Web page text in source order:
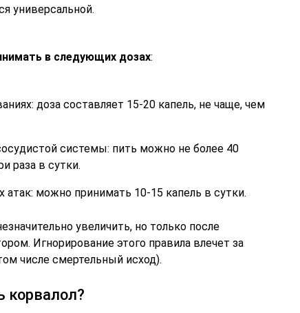
универсальной.
в следующих дозах:
доза составляет 15-20 капель, не чаще, чем
системы: пить можно не более 40
раза в сутки.
атак: можно принимать 10-15 капель в сутки.
увеличить, но только после
Игнорирование этого правила влечет за
числе смертельный исход).
корвалол?